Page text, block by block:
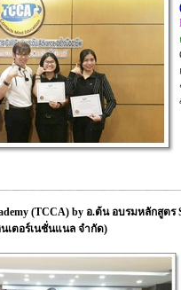
(TCCA) by อ.ต้น อบรมหลักสูต
เตอร์เนชั่นแนล จำกัด)